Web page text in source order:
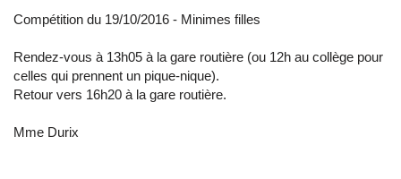
Compétition du 19/10/2016 - Minimes filles
Rendez-vous à 13h05 à la gare routière (ou 12h au collège pour
celles qui prennent un pique-nique).
Retour vers 16h20 à la gare routière.
Mme Durix